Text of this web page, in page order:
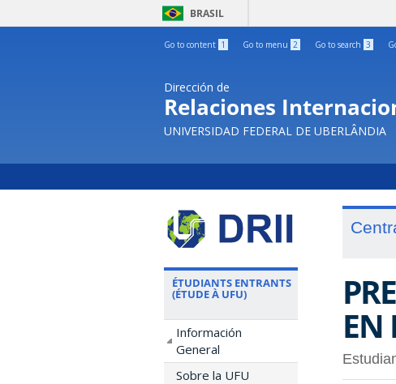
BRASIL
Go to content 1 Go to menu 2 Go to search 3
Dirección de
Relaciones
UNIVERSIDAD FEDERAL DE UBERLÂNDIA
ÉTUDIANTS ENTRANTS
(ÉTUDE À UFU)
Información
General
Sobre la UFU
EN